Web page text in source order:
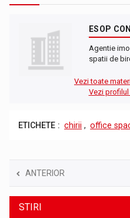
ESOP
Agentie
spatii de
Vezi toate
Vezi
ETICHETE : chirii , office
ANTERIOR
STIRI